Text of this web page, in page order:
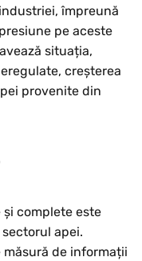
împreună
pe aceste
situația,
creșterea
provenite din
complete este
apei.
de informații